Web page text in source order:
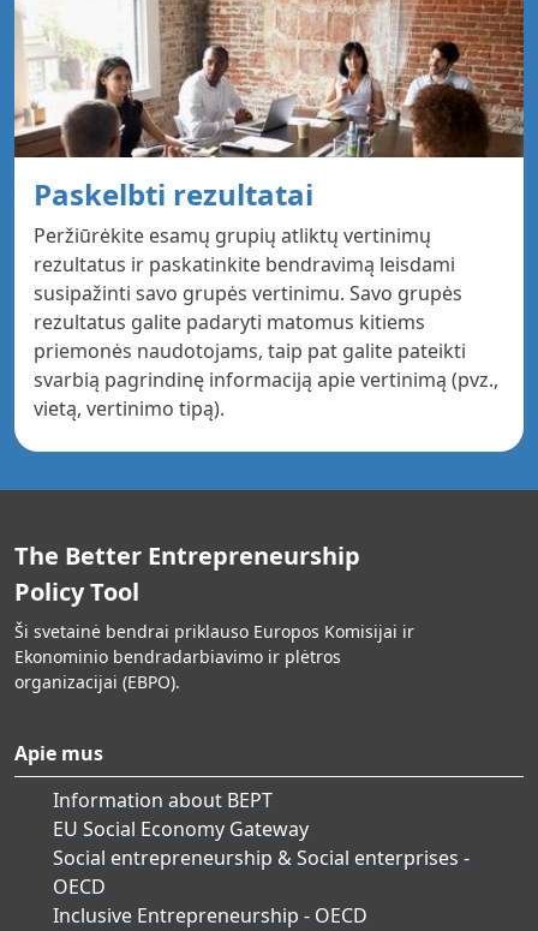
Paskelbti rezultatai
Peržiūrėkite esamų grupių atliktų vertinimų
rezultatus ir paskatinkite bendravimą leisdami
susipažinti savo grupės vertinimu. Savo grupės
rezultatus galite padaryti matomus kitiems
priemonės naudotojams, taip pat galite pateikti
svarbią pagrindinę informaciją apie vertinimą (pvz.,
vietą, vertinimo tipą).
The Better Entrepreneurship
Policy Tool
Ši svetainė bendrai priklauso Europos Komisijai ir
Ekonominio bendradarbiavimo ir plėtros
organizacijai (EBPO).
Apie mus
Information about BEPT
EU Social Economy Gateway
Social entrepreneurship & Social enterprises -
OECD
Inclusive Entrepreneurship - OECD